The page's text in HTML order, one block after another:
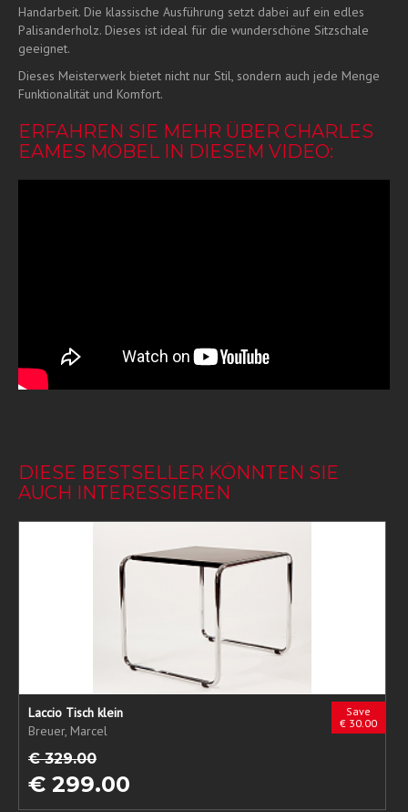
Handarbeit. Die klassische Ausführung setzt dabei auf ein edles
Palisanderholz. Dieses ist ideal für die wunderschöne Sitzschale
geeignet.
Dieses Meisterwerk bietet nicht nur Stil, sondern auch jede Menge
Funktionalität und Komfort.
ERFAHREN SIE MEHR ÜBER CHARLES
EAMES MÖBEL IN DIESEM VIDEO:
DIESE BESTSELLER KÖNNTEN SIE
AUCH INTERESSIEREN
Save
€ 30.00
Laccio Tisch klein
Breuer, Marcel
€ 329.00
€ 299.00